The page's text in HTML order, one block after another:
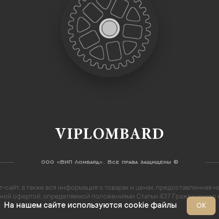
VIPLOMBARD
ООО «ВИП Ломбард». Все права защищены ©
а также вся информация о товарах и ценах,
офертой, определяемой положениями Статьи 437
На нашем сайте используются cookie файлы ОК